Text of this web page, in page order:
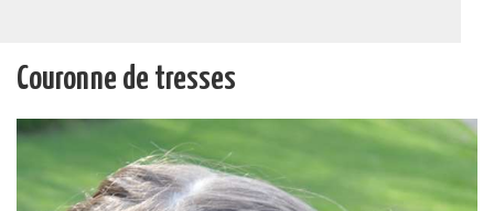
Couronne de tresses